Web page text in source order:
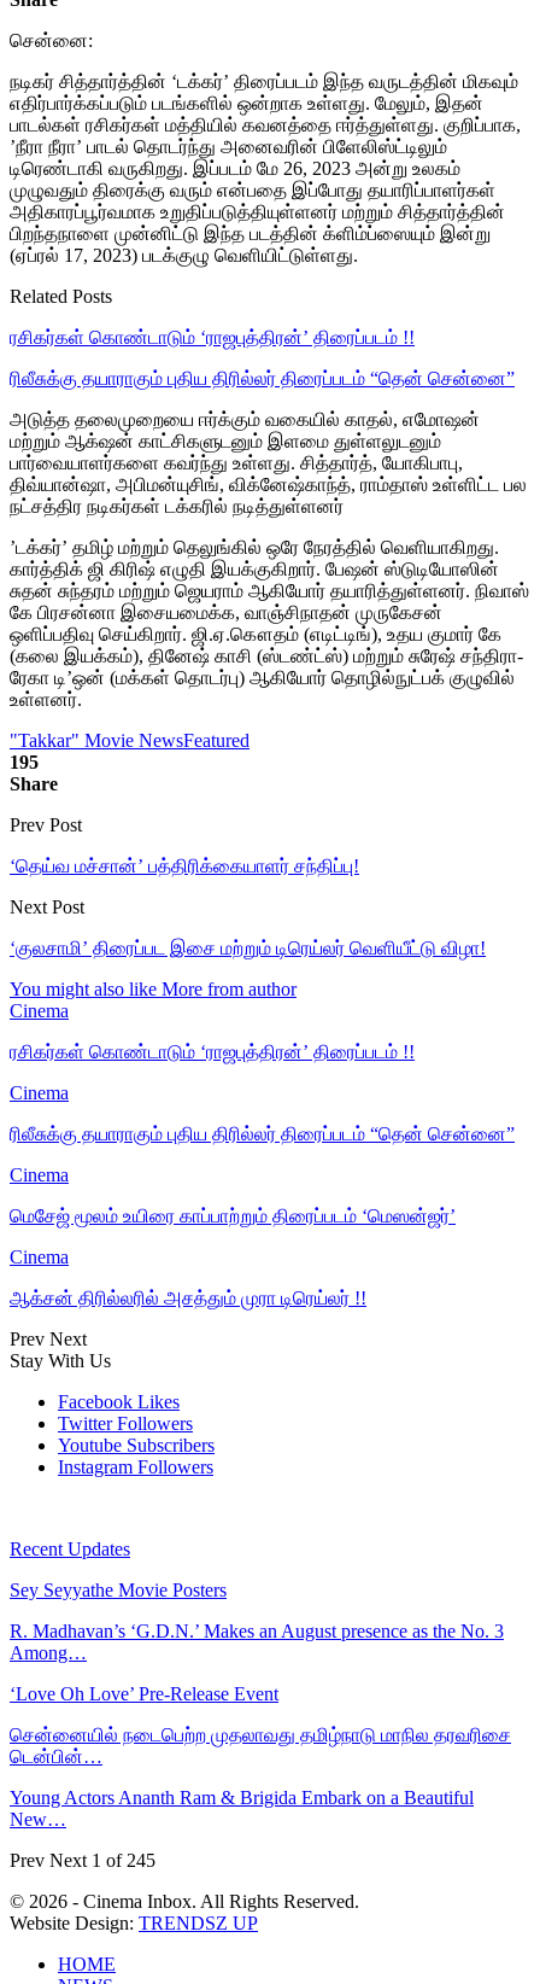
சென்னை:
நடிகர் சித்தார்த்தின் ‘டக்கர்’ திரைப்படம் இந்த வருடத்தின் மிகவும்
எதிர்பார்க்கப்படும் படங்களில் ஒன்றாக உள்ளது. மேலும், இதன்
பாடல்கள் ரசிகர்கள் மத்தியில் கவனத்தை ஈர்த்துள்ளது. குறிப்பாக,
’நீரா நீரா’ பாடல் தொடர்ந்து அனைவரின் பிளேலிஸ்ட்டிலும்
டிரெண்டாகி வருகிறது. இப்படம் மே 26, 2023 அன்று உலகம்
முழுவதும் திரைக்கு வரும் என்பதை இப்போது தயாரிப்பாளர்கள்
அதிகாரப்பூர்வமாக உறுதிப்படுத்தியுள்ளனர் மற்றும் சித்தார்த்தின்
பிறந்தநாளை முன்னிட்டு இந்த படத்தின் க்ளிம்ப்ஸையும் இன்று
(ஏப்ரல் 17, 2023) படக்குழு வெளியிட்டுள்ளது.
Related Posts
ரசிகர்கள் கொண்டாடும் ‘ராஜபுத்திரன்’ திரைப்படம் !!
ரிலீசுக்கு தயாராகும் புதிய திரில்லர் திரைப்படம் “தென் சென்னை”
அடுத்த தலைமுறையை ஈர்க்கும் வகையில் காதல், எமோஷன்
மற்றும் ஆக்‌ஷன் காட்சிகளுடனும் இளமை துள்ளலுடனும்
பார்வையாளர்களை கவர்ந்து உள்ளது. சித்தார்த், யோகிபாபு,
திவ்யான்ஷா, அபிமன்யுசிங், விக்னேஷ்காந்த், ராம்தாஸ் உள்ளிட்ட பல
நட்சத்திர நடிகர்கள் டக்கரில் நடித்துள்ளனர்
’டக்கர்’ தமிழ் மற்றும் தெலுங்கில் ஒரே நேரத்தில் வெளியாகிறது.
கார்த்திக் ஜி கிரிஷ் எழுதி இயக்குகிறார். பேஷன் ஸ்டுடியோஸின்
சுதன் சுந்தரம் மற்றும் ஜெயராம் ஆகியோர் தயாரித்துள்ளனர். நிவாஸ்
கே பிரசன்னா இசையமைக்க, வாஞ்சிநாதன் முருகேசன்
ஒளிப்பதிவு செய்கிறார். ஜி.ஏ.கௌதம் (எடிட்டிங்), உதய குமார் கே
(கலை இயக்கம்), தினேஷ் காசி (ஸ்டண்ட்ஸ்) மற்றும் சுரேஷ் சந்திரா-
ரேகா டி’ஒன் (மக்கள் தொடர்பு) ஆகியோர் தொழில்நுட்பக் குழுவில்
உள்ளனர்.
"Takkar" Movie NewsFeatured
195
Share
Prev Post
‘தெய்வ மச்சான்’ பத்திரிக்கையாளர் சந்திப்பு!
Next Post
‘குலசாமி’ திரைப்பட இசை மற்றும் டிரெய்லர் வெளியீட்டு விழா!
You might also like More from author
Cinema
ரசிகர்கள் கொண்டாடும் ‘ராஜபுத்திரன்’ திரைப்படம் !!
Cinema
ரிலீசுக்கு தயாராகும் புதிய திரில்லர் திரைப்படம் “தென் சென்னை”
Cinema
மெசேஜ் மூலம் உயிரை காப்பாற்றும் திரைப்படம் ‘மெஸன்ஜர்’
Cinema
ஆக்சன் திரில்லரில் அசத்தும் முரா டிரெய்லர் !!
Prev Next
Stay With Us
Facebook Likes
Twitter Followers
Youtube Subscribers
Instagram Followers
Recent Updates
Sey Seyyathe Movie Posters
R. Madhavan’s ‘G.D.N.’ Makes an August presence as the No. 3
Among…
‘Love Oh Love’ Pre-Release Event
சென்னையில் நடைபெற்ற முதலாவது தமிழ்நாடு மாநில தரவரிசை
டென்பின்…
Young Actors Ananth Ram & Brigida Embark on a Beautiful
New…
Prev Next 1 of 245
© 2026 - Cinema Inbox. All Rights Reserved.
Website Design: TRENDSZ UP
HOME